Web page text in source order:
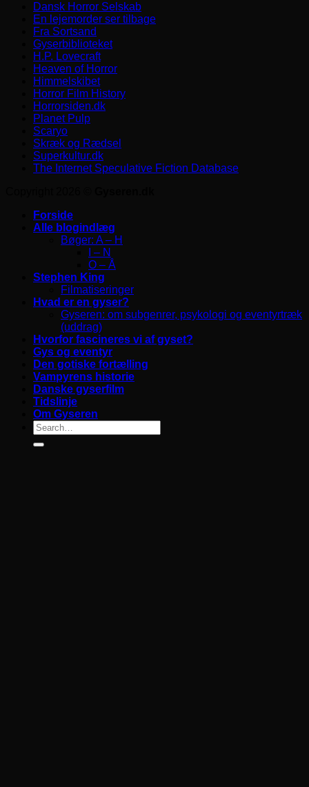
Dansk Horror Selskab
En lejemorder ser tilbage
Fra Sortsand
Gyserbiblioteket
H.P. Lovecraft
Heaven of Horror
Himmelskibet
Horror Film History
Horrorsiden.dk
Planet Pulp
Scaryo
Skræk og Rædsel
Superkultur.dk
The Internet Speculative Fiction Database
Forside
Alle blogindlæg
Bøger: A – H
I – N
O – Å
Stephen King
Filmatiseringer
Hvad er en gyser?
Gyseren: om subgenrer, psykologi og eventyrtræk
(uddrag)
Hvorfor fascineres vi af gyset?
Gys og eventyr
Den gotiske fortælling
Vampyrens historie
Danske gyserfilm
Tidslinje
Om Gyseren